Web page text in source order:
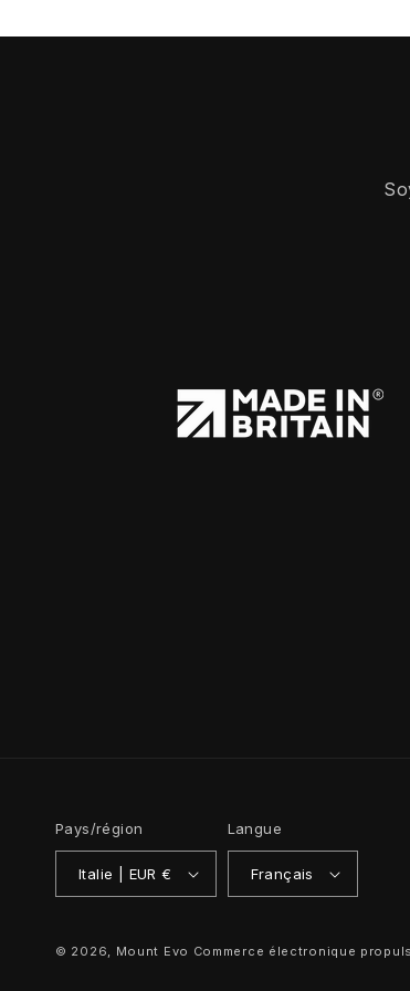
Pays/région
Italie | EUR €
Langue
Français
© 2026, Mount Evo Commerce électronique